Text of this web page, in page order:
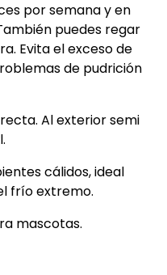
por semana y en
puedes regar
Evita el exceso de
de pudrición
Al exterior semi
cálidos, ideal
frío extremo.
mascotas.